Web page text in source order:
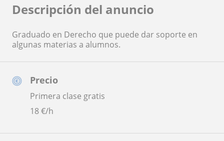
Precio
Primera clase gratis
18€/h
Descripción del anuncio
Graduado en Derecho que puede dar soporte en
algunas materias a alumnos.